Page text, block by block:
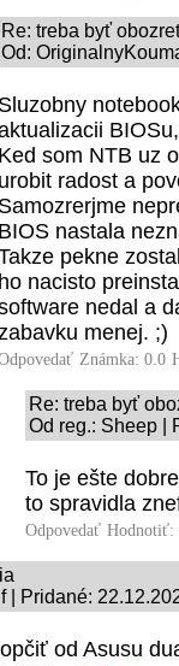
Re: treba byť
Od:
Sluzobny
Ked som NTB uz
urobit radost a
Samozrerjme
BIOS nastala
pekne
ho nacisto
nedal a
menej. ;)
Známka: 0.0
Re: treba byť
Od reg.: Sheep |
To je ešte
to spravidla
Odpovedať Hodnotiť:
| Pridané:
od Asusu